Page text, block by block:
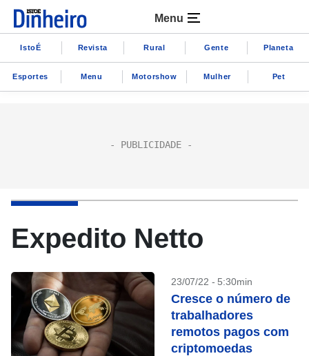
Menu
IstoÉ Revista Rural Gente Planeta
Esportes Menu Motorshow Mulher Pet
Expedito Netto
23/07/22 - 5:30min
Cresce o número de
trabalhadores
remotos pagos com
criptomoedas